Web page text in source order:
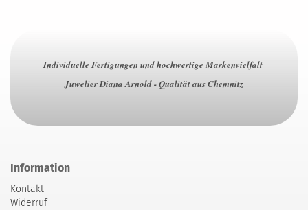
Individuelle Fertigungen und hochwertige Markenvielfalt
Juwelier Diana Arnold - Qualität aus Chemnitz
Information
Kontakt
Widerruf